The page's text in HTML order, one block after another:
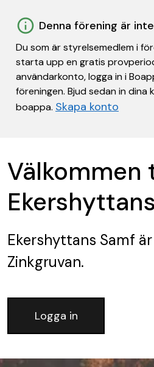
Denna förening är
Du som är styrelsemedlem i
starta upp en gratis
användarkonto, logga in i
föreningen. Bjud sedan in dina
boappa. Skapa konto
Välkommen
Ekershyttans Samf
Zinkgruvan.
Logga in